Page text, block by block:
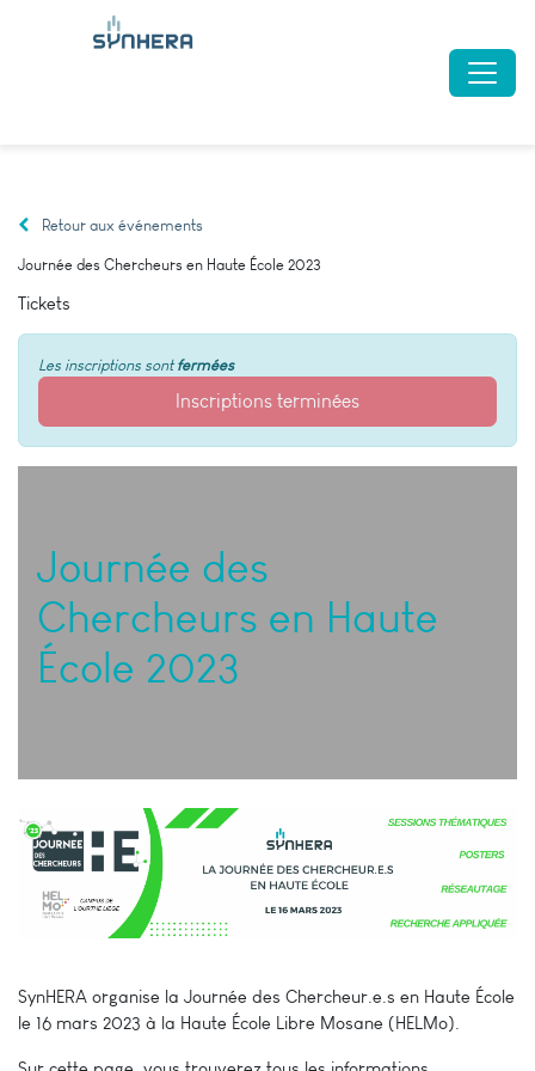
Retour aux événements
Journée des Chercheurs en Haute École 2023
Tickets
Les inscriptions sontfermées
Inscriptions terminées
Journée des
Chercheurs en Haute
École 2023
SynHERA organise la Journée des Chercheur.e.s en Haute École
le 16 mars 2023 à la Haute École Libre Mosane (HELMo).